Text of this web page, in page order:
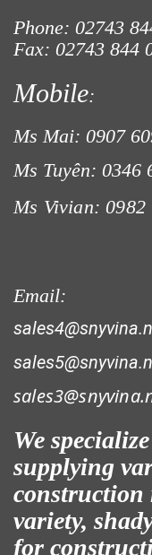
Phone: 02743
Fax: 02743 844
Mobile:
Ms Mai: 0907
Ms Tuyên: 0346
Ms Vivian: 0982
Email:
We
supplying
construction
variety,
for